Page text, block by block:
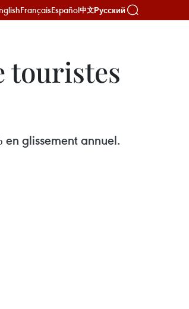
FrançaisEspañol中文Русский
touristes
en glissement annuel.